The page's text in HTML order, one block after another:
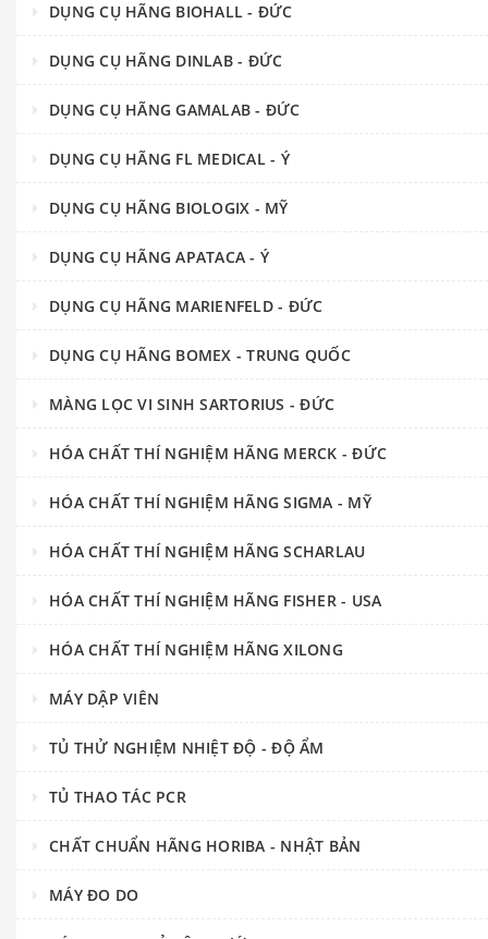
DỤNG CỤ HÃNG BIOHALL - ĐỨC
DỤNG CỤ HÃNG DINLAB - ĐỨC
DỤNG CỤ HÃNG GAMALAB - ĐỨC
DỤNG CỤ HÃNG FL MEDICAL - Ý
DỤNG CỤ HÃNG BIOLOGIX - MỸ
DỤNG CỤ HÃNG APATACA - Ý
DỤNG CỤ HÃNG MARIENFELD - ĐỨC
DỤNG CỤ HÃNG BOMEX - TRUNG QUỐC
MÀNG LỌC VI SINH SARTORIUS - ĐỨC
HÓA CHẤT THÍ NGHIỆM HÃNG MERCK - ĐỨC
HÓA CHẤT THÍ NGHIỆM HÃNG SIGMA - MỸ
HÓA CHẤT THÍ NGHIỆM HÃNG SCHARLAU
HÓA CHẤT THÍ NGHIỆM HÃNG FISHER - USA
HÓA CHẤT THÍ NGHIỆM HÃNG XILONG
MÁY DẬP VIÊN
TỦ THỬ NGHIỆM NHIỆT ĐỘ - ĐỘ ẨM
TỦ THAO TÁC PCR
CHẤT CHUẨN HÃNG HORIBA - NHẬT BẢN
MÁY ĐO DO